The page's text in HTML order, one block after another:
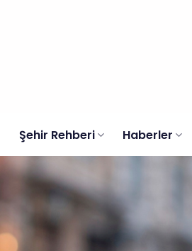
Şehir Rehberi Haberler